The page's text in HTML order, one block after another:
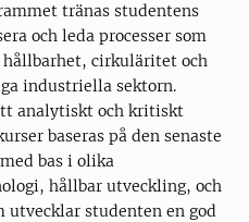
tränas studentens
och leda processer som
cirkuläritet och
industriella sektorn.
analytiskt och kritiskt
baseras på den senaste
bas i olika
hållbar utveckling, och
utvecklar studenten en god